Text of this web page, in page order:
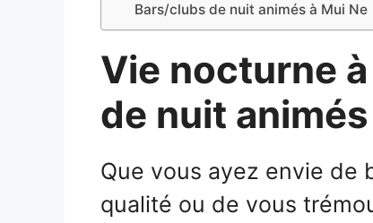
Bars/clubs de nuit animés à Mui Ne
Vie nocturne à
de nuit
Que vous ayez envie de
qualité ou de vous